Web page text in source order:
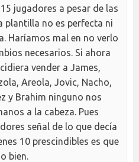
jugadores a pesar de las
plantilla no es perfecta ni
Haríamos mal en no verlo
necesarios. Si ahora
vender a James,
Areola, Jovic, Nacho,
y Brahim ninguno nos
a la cabeza. Pues
señal de lo que decía
10 prescindibles es que
bien.